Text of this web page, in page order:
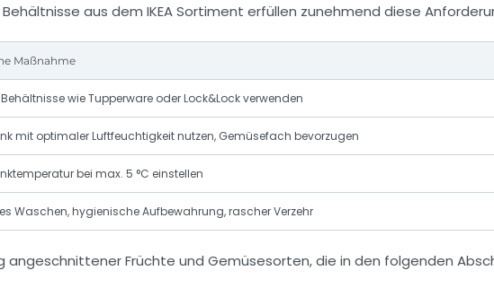
aus dem IKEA Sortiment erfüllen zunehmend diese
Maßnahme
wie Tupperware oder Lock&Lock verwenden
mit optimaler Luftfeuchtigkeit nutzen, Gemüsefach bevorzugen
bei max. 5 °C einstellen
Waschen, hygienische Aufbewahrung, rascher Verzehr
angeschnittener Früchte und Gemüsesorten, die in den folgenden